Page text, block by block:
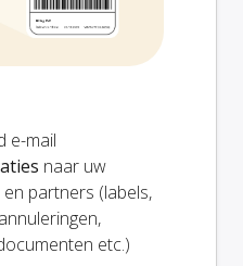
e-mail
naar uw
partners (labels,
etc.)